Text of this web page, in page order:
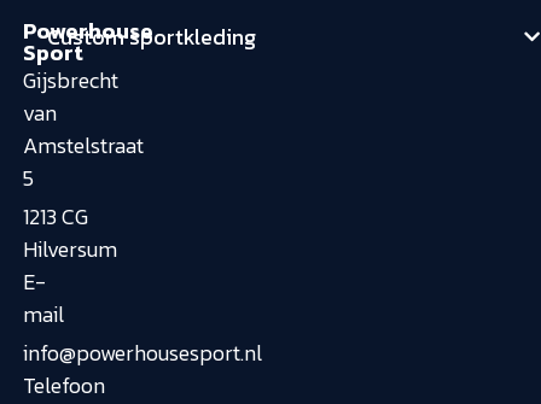
Powerhouse
Sport
Gijsbrecht
van
Amstelstraat
5
1213 CG
Hilversum
E-
mail
info@powerhousesport.nl
Telefoon
Custom sportkleding